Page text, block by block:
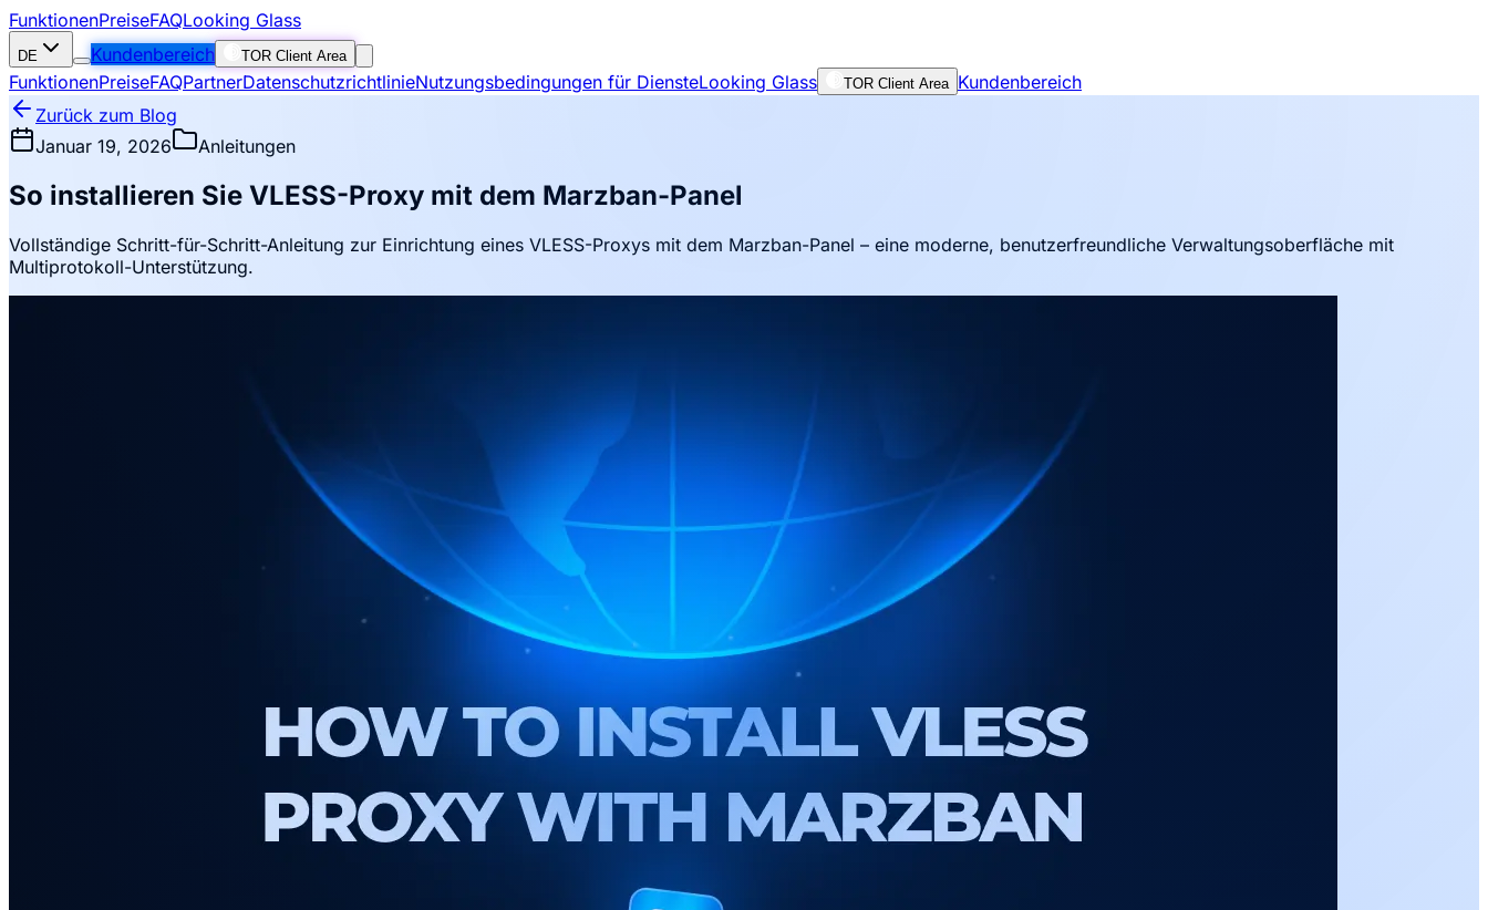
FunktionenPreiseFAQLooking Glass
DE Kundenbereich TOR Client Area
FunktionenPreiseFAQPartnerDatenschutzrichtlinieNutzungsbedingungen für DiensteLooking Glass TOR Client Area Kundenbereich
Zurück zum Blog
Januar 19, 2026
Anleitungen
So installieren Sie VLESS-Proxy mit dem Marzban-Panel
Vollständige Schritt-für-Schritt-Anleitung zur Einrichtung eines VLESS-Proxys mit dem Marzban-Panel – eine moderne, benutzerfreundliche Verwaltungsoberfläche mit
Multiprotokoll-Unterstützung.